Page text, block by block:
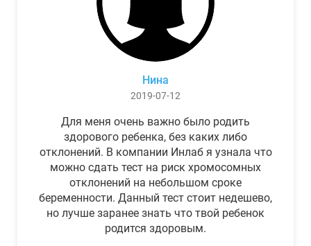
Нина
2019-07-12
Для меня очень важно было родить
здорового ребенка, без каких либо
отклонений. В компании Инлаб я узнала что
можно сдать тест на риск хромосомных
отклонений на небольшом сроке
беременности. Данный тест стоит недешево,
но лучше заранее знать что твой ребенок
родится здоровым.